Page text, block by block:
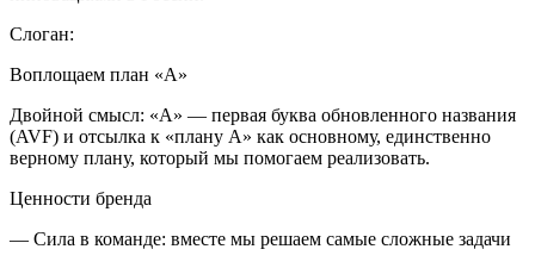
Слоган:
Воплощаем план «А»
Двойной смысл: «А» — первая буква обновленного названия
(AVF) и отсылка к «плану А» как основному, единственно
верному плану, который мы помогаем реализовать.
Ценности бренда
— Сила в команде: вместе мы решаем самые сложные задачи